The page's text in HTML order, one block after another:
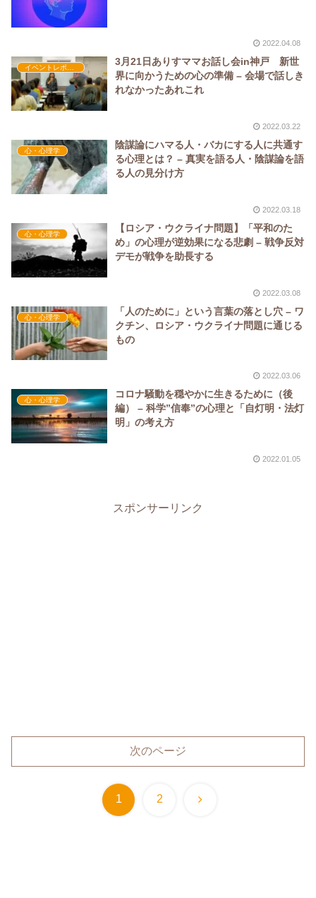
2022.04.08
イベントレポート
3月21日ありすママお話し会in神戸 新世
界に向かうための心の準備 – 会場で話しき
れなかったあれこれ
2022.03.22
心・心理学
陰謀論にハマる人・バカにする人に共通す
る心理とは？ – 真実を語る人・陰謀論を語
る人の見分け方
2022.03.18
心・心理学
【ロシア・ウクライナ問題】「平和のた
め」の心理が逆効果になる悲劇 – 戦争反対
デモが戦争を助長する
2022.03.08
心・心理学
「人のために」という言葉の落とし穴 – ワ
クチン、ロシア・ウクライナ問題に通じる
もの
2022.03.06
心・心理学
コロナ騒動を穏やかに生きるために（後
編） – 科学”信奉”の心理と「自灯明・法灯
明」の考え方
2022.01.05
スポンサーリンク
次のページ
1 2 次